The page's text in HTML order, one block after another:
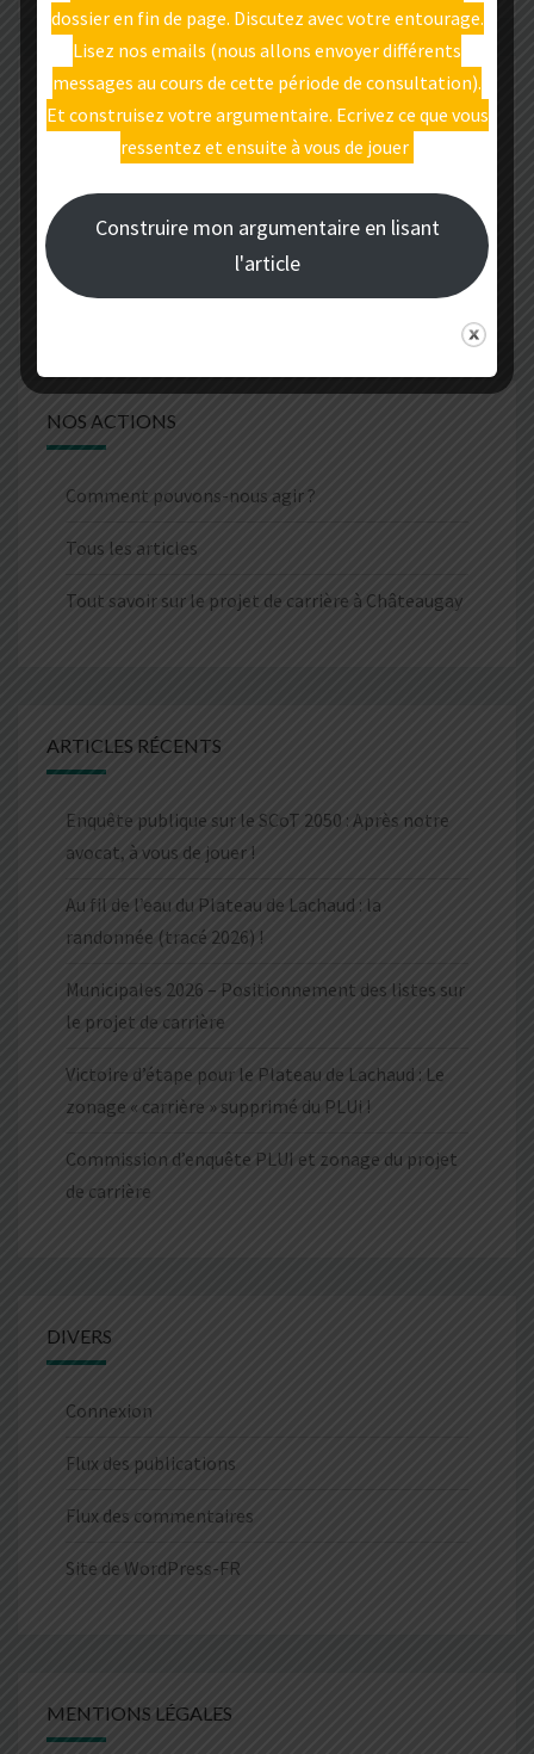
LEUR PROJET
Pourquoi devons-nous agir ?
Tous les articles
Tout savoir sur le projet de carrière à Châteaugay
NOS ACTIONS
Comment pouvons-nous agir ?
Tous les articles
Tout savoir sur le projet de carrière à Châteaugay
ARTICLES RÉCENTS
Enquête publique sur le SCoT 2050 : Après notre
avocat, à vous de jouer !
Au fil de l’eau du Plateau de Lachaud : la
randonnée (tracé 2026) !
Municipales 2026 – Positionnement des listes sur
le projet de carrière
Victoire d’étape pour le Plateau de Lachaud : Le
zonage « carrière » supprimé du PLUi !
Commission d’enquête PLUI et zonage du projet
de carrière
DIVERS
Connexion
Flux des publications
Flux des commentaires
Site de WordPress-FR
MENTIONS LÉGALES
dossier en fin de page. Discutez avec votre entourage.
Lisez nos emails (nous allons envoyer différents
messages au cours de cette période de consultation).
Et construisez votre argumentaire. Ecrivez ce que vous
ressentez et ensuite à vous de jouer
Construire mon argumentaire en lisant
l'article